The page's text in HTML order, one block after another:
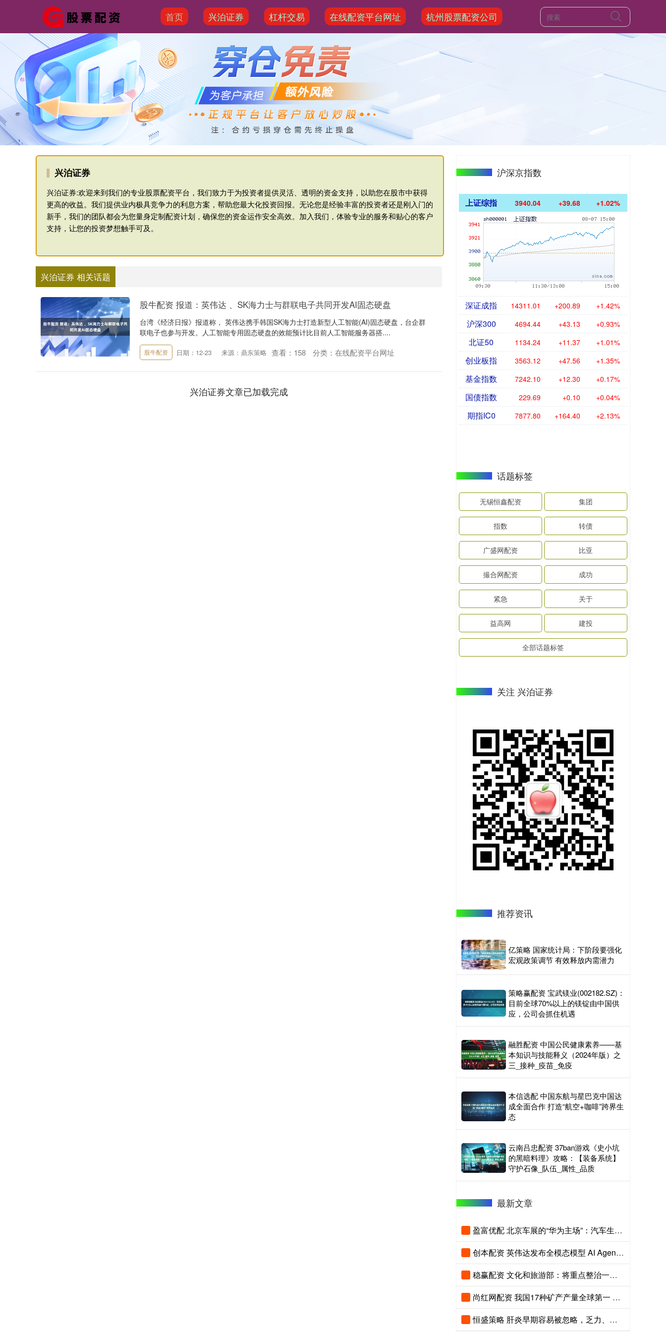
首页 兴泊证券 杠杆交易 在线配资平台网址 杭州股票配资公司
兴泊证券
兴泊证券:欢迎来到我们的专业股票配资平台，我们致力于为投资者提供灵活、透明的资金支持，以助您在股市中获得
更高的收益。我们提供业内极具竞争力的利息方案，帮助您最大化投资回报。无论您是经验丰富的投资者还是刚入门的
新手，我们的团队都会为您量身定制配资计划，确保您的资金运作安全高效。加入我们，体验专业的服务和贴心的客户
支持，让您的投资梦想触手可及。
兴泊证券 相关话题
股牛配资 报道：英伟达 、SK海力士与群联电子共同开发AI固态硬盘
台湾《经济日报》报道称， 英伟达携手韩国SK海力士打造新型人工智能(AI)固态硬盘，台企群
联电子也参与开发。人工智能专用固态硬盘的效能预计比目前人工智能服务器搭....
股牛配资 日期：12-23 来源：鼎东策略 查看： 158 分类： 在线配资平台网址
兴泊证券文章已加载完成
沪深京指数
上证综指 3940.04 +39.68 +1.02%
深证成指 14311.01 +200.89 +1.42%
沪深300 4694.44 +43.13 +0.93%
北证50 1134.24 +11.37 +1.01%
创业板指 3563.12 +47.56 +1.35%
基金指数 7242.10 +12.30 +0.17%
国债指数 229.69 +0.10 +0.04%
期指IC0 7877.80 +164.40 +2.13%
话题标签
无锡恒鑫配资 集团
指数 转债
广盛网配资 比亚
撮合网配资 成功
紧急 关于
益高网 建投
全部话题标签
关注 兴泊证券
推荐资讯
亿策略 国家统计局：下阶段要强化
宏观政策调节 有效释放内需潜力
策略赢配资 宝武镁业(002182.SZ)：
目前全球70%以上的镁锭由中国供
应，公司会抓住机遇
融胜配资 中国公民健康素养——基
本知识与技能释义（2024年版）之
三_接种_疫苗_免疫
本信选配 中国东航与星巴克中国达
成全面合作 打造“航空+咖啡”跨界生
态
云南吕忠配资 37ban游戏《史小坑
的黑暗料理》攻略：【装备系统】
守护石像_队伍_属性_品质
最新文章
盈富优配 北京车展的“华为主场”：汽车生态兑现“诗与远方”
创本配资 英伟达发布全模态模型 AI Agent打响肉搏战
稳赢配资 文化和旅游部：将重点整治一批问题景区与摆渡车
尚红网配资 我国17种矿产产量全球第一 将吸引社会资本参与找矿
恒盛策略 肝炎早期容易被忽略，乏力、食欲差和肝区不适别轻看